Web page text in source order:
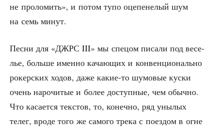
не про­ло­мить», и потом тупо оце­пе­не­лый шум
на семь минут.
Пес­ни для «ДЖРС III» мы спе­цом писа­ли под весе­
лье, боль­ше имен­но кача­ю­щих и кон­вен­ци­о­наль­но
рокер­ских ходов, даже какие-то шумо­вые кус­ки
очень наро­чи­тые и более доступ­ные, чем обыч­но.
Что каса­ет­ся тек­стов, то, конеч­но, ряд уны­лых
телег, вро­де того же само­го тре­ка с поез­дом в огне